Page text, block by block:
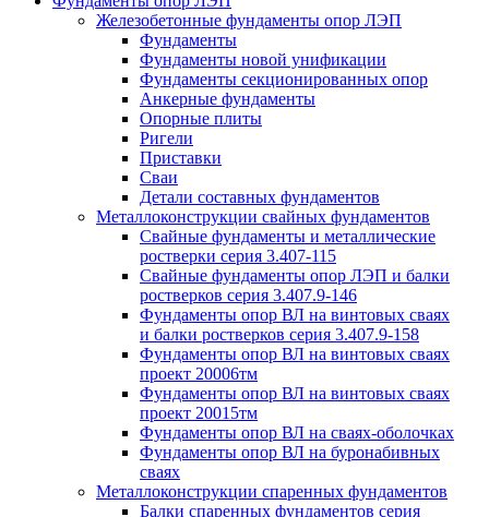
Железобетонные фундаменты опор ЛЭП
Фундаменты
Фундаменты новой унификации
Фундаменты секционированных опор
Анкерные фундаменты
Опорные плиты
Ригели
Приставки
Сваи
Детали составных фундаментов
Металлоконструкции свайных фундаментов
Свайные фундаменты и металлические
ростверки серия 3.407-115
Свайные фундаменты опор ЛЭП и балки
ростверков серия 3.407.9-146
Фундаменты опор ВЛ на винтовых сваях
и балки ростверков серия 3.407.9-158
Фундаменты опор ВЛ на винтовых сваях
проект 20006тм
Фундаменты опор ВЛ на винтовых сваях
проект 20015тм
Фундаменты опор ВЛ на сваях-оболочках
Фундаменты опор ВЛ на буронабивных
сваях
Металлоконструкции спаренных фундаментов
Балки спаренных фундаментов серия